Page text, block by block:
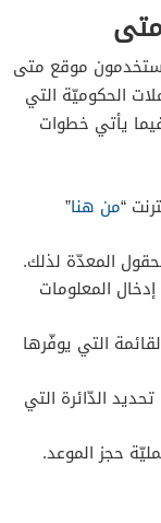
يستخدمون موقع متى
الحكوميّة التي
يأتي خطوات
“من هنا”
المعدّة لذلك.
المعلومات
التي يوفّرها
الدّائرة التي
حجز الموعد.